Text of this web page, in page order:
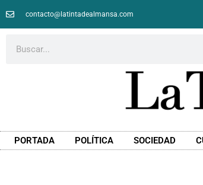
contacto@latintadealmansa.com
PORTADA POLÍTICA SOCIEDAD